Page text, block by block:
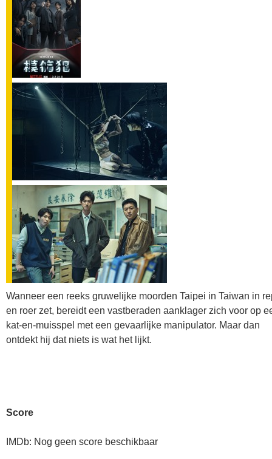
Wanneer een reeks gruwelijke moorden Taipei in Taiwan in
en roer zet, bereidt een vastberaden aanklager zich voor op
kat-en-muisspel met een gevaarlijke manipulator. Maar dan
ontdekt hij dat niets is wat het lijkt.
Score
IMDb: Nog geen score beschikbaar